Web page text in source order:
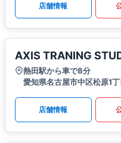
店舗情報
AXIS TRANING
熱田駅から車で8分
愛知県名古屋市中区松原1
店舗情報